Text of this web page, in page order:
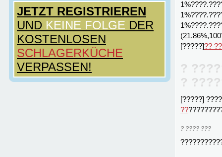
JETZT REGISTRIEREN
UND KEINE FOLGE DER
KOSTENLOSEN
SCHLAGERKÜCHE
VERPASSEN!
[?????]??
?
?
[?????]
??
? ???? ???